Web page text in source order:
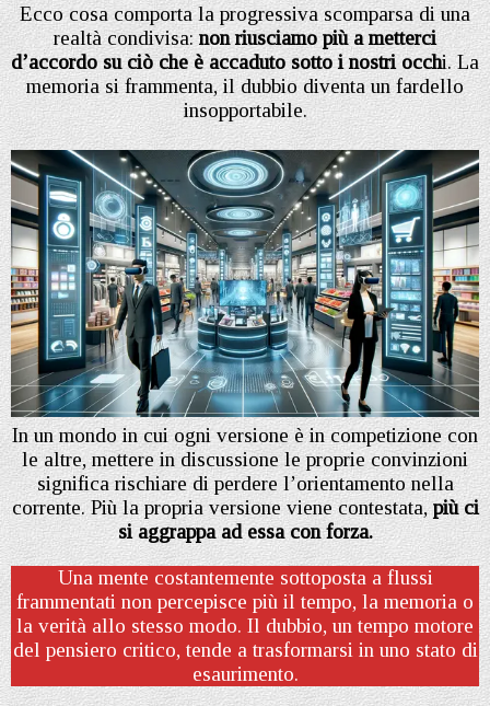
Ecco cosa comporta la progressiva scomparsa di una
realtà condivisa:non riusciamo più a metterci
d’accordo su ciò che è accaduto sotto i nostri occhi. La
memoria si frammenta, il dubbio diventa un fardello
insopportabile.
In un mondo in cui ogni versione è in competizione con
le altre, mettere in discussione le proprie convinzioni
significa rischiare di perdere l’orientamento nella
corrente. Più la propria versione viene contestata,più ci
si aggrappa ad essa con forza.
Una mente costantemente sottoposta a flussi
frammentati non percepisce più il tempo, la memoria o
la verità allo stesso modo. Il dubbio, un tempo motore
del pensiero critico, tende a trasformarsi in uno stato di
esaurimento.